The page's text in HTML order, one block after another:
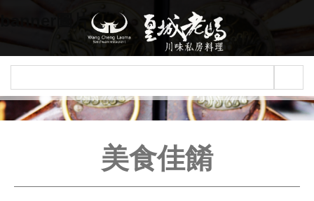
Jump to navigation
美食佳餚